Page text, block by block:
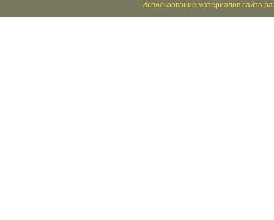
Использование материалов сайта